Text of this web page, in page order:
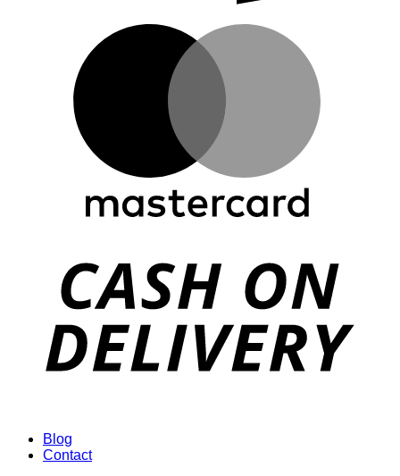
Blog
Contact